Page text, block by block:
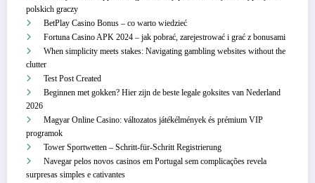
polskich graczy
BetPlay Casino Bonus – co warto wiedzieć
Fortuna Casino APK 2024 – jak pobrać, zarejestrować i grać z bonusami
When simplicity meets stakes: Navigating gambling websites without the
clutter
Test Post Created
Beginnen met gokken? Hier zijn de beste legale goksites van Nederland
2026
Magyar Online Casino: változatos játékélmények és prémium VIP
programok
Tower Sportwetten – Schritt‑für‑Schritt Registrierung
Navegar pelos novos casinos em Portugal sem complicações revela
surpresas simples e cativantes